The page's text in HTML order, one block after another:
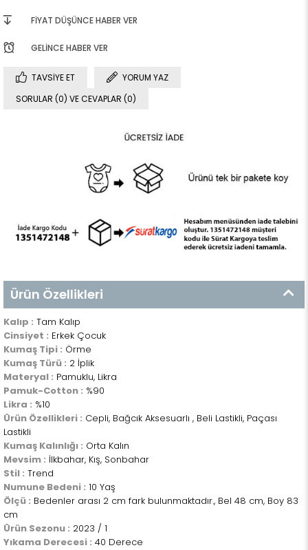
FIYAT DÜŞÜNCE HABER VER
GELINCE HABER VER
TAVSIYE ET
YORUM YAZ
SORULAR (0) VE CEVAPLAR (0)
Ürün Özellikleri
Kalıp : Tam Kalıp
Cinsiyet : Erkek Çocuk
Kumaş Tipi : Örme
Kumaş Türü : 2 İplik
Materyal : Pamuklu, Likra
Pamuk-Cotton : %90
Likra : %10
Ürün Özellikleri : Cepli, Bağcık Aksesuarlı , Beli Lastikli, Paçası
Lastikli
Kumaş Kalınlığı : Orta Kalın
Mevsim : İlkbahar, Kış, Sonbahar
Stil : Trend
Numune Bedeni : 10 Yaş
Ölçü : Bedenler arası 2 cm fark bulunmaktadır., Bel 48 cm, Boy 83
cm
Ürün Sezonu : 2023 / 1
Yıkama Derecesi : 40 Derece